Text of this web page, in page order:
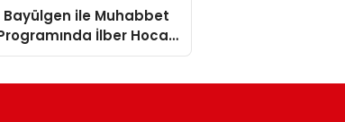
Bayülgen ile Muhabbet
İlber Hoca